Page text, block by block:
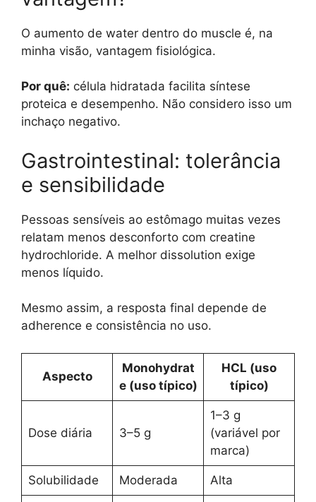
O aumento de water dentro do muscle é, na
minha visão, vantagem fisiológica.
Por quê: célula hidratada facilita síntese
proteica e desempenho. Não considero isso um
inchaço negativo.
Gastrointestinal: tolerância
e sensibilidade
Pessoas sensíveis ao estômago muitas vezes
relatam menos desconforto com creatine
hydrochloride. A melhor dissolution exige
menos líquido.
Mesmo assim, a resposta final depende de
adherence e consistência no uso.
Aspecto
Monohydrat
e (uso típico)
HCL (uso
típico)
Dose diária 3–5 g
1–3 g
(variável por
marca)
Solubilidade Moderada Alta